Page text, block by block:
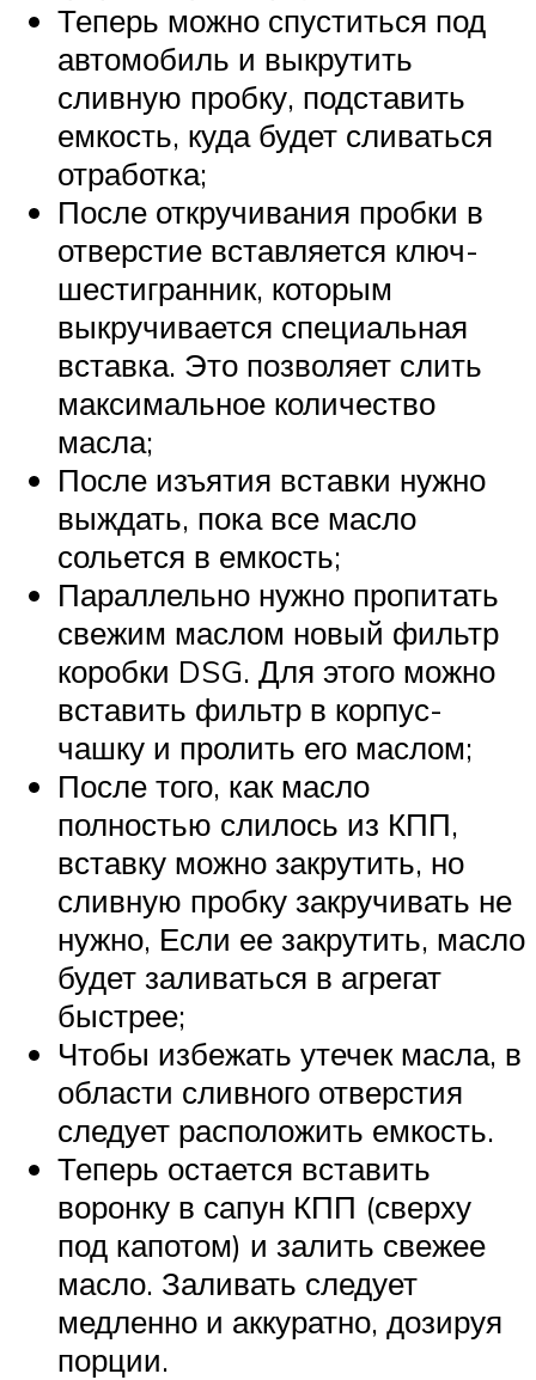
Теперь можно спуститься под
автомобиль и выкрутить
сливную пробку, подставить
емкость, куда будет сливаться
отработка;
После откручивания пробки в
отверстие вставляется ключ-
шестигранник, которым
выкручивается специальная
вставка. Это позволяет слить
максимальное количество
масла;
После изъятия вставки нужно
выждать, пока все масло
сольется в емкость;
Параллельно нужно пропитать
свежим маслом новый фильтр
коробки DSG. Для этого можно
вставить фильтр в корпус-
чашку и пролить его маслом;
После того, как масло
полностью слилось из КПП,
вставку можно закрутить, но
сливную пробку закручивать не
нужно, Если ее закрутить, масло
будет заливаться в агрегат
быстрее;
Чтобы избежать утечек масла, в
области сливного отверстия
следует расположить емкость.
Теперь остается вставить
воронку в сапун КПП (сверху
под капотом) и залить свежее
масло. Заливать следует
медленно и аккуратно, дозируя
порции.